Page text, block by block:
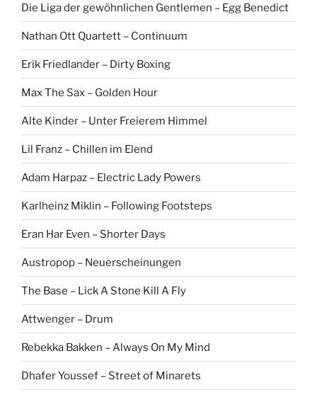
Die Liga der gewöhnlichen Gentlemen – Egg Benedict
Nathan Ott Quartett – Continuum
Erik Friedlander – Dirty Boxing
Max The Sax – Golden Hour
Alte Kinder – Unter Freierem Himmel
Lil Franz – Chillen im Elend
Adam Harpaz – Electric Lady Powers
Karlheinz Miklin – Following Footsteps
Eran Har Even – Shorter Days
Austropop – Neuerscheinungen
The Base – Lick A Stone Kill A Fly
Attwenger – Drum
Rebekka Bakken – Always On My Mind
Dhafer Youssef – Street of Minarets